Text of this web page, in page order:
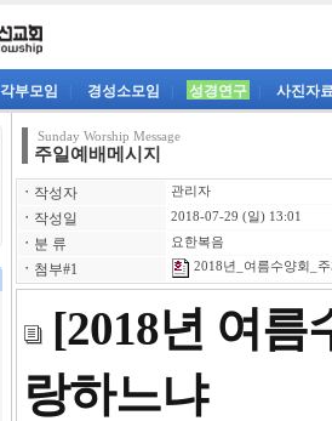
각부모임 경성소모임 성경연구 사진자
Sunday Worship Message
주일예배메시지
ㆍ 작성자 관리자
ㆍ 작성일 2018-07-29 (일) 13:01
ㆍ 분 류 요한복음
ㆍ 첨부#1 2018년_여름수양회_
[2018년 여름
랑하느냐